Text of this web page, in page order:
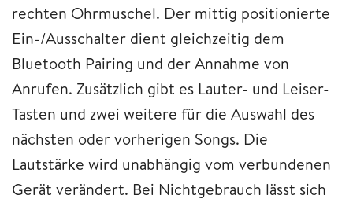
rechten Ohrmuschel. Der mittig positionierte
Ein-/Ausschalter dient gleichzeitig dem
Bluetooth Pairing und der Annahme von
Anrufen. Zusätzlich gibt es Lauter- und Leiser-
Tasten und zwei weitere für die Auswahl des
nächsten oder vorherigen Songs. Die
Lautstärke wird unabhängig vom verbundenen
Gerät verändert. Bei Nichtgebrauch lässt sich